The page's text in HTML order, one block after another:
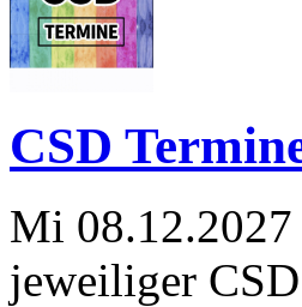
CSD
Mi
jeweiliger